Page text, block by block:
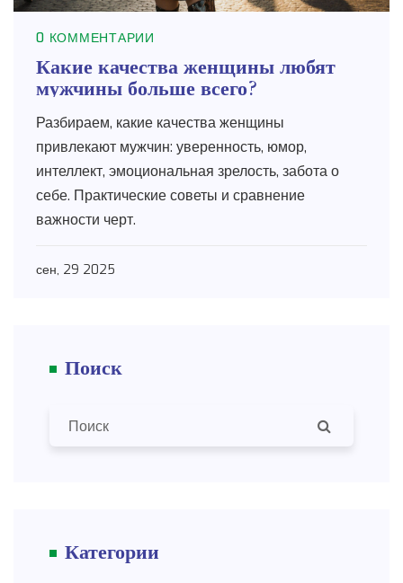
0 КОММЕНТАРИИ
Какие качества женщины любят
мужчины больше всего?
Разбираем, какие качества женщины
привлекают мужчин: уверенность, юмор,
интеллект, эмоциональная зрелость, забота о
себе. Практические советы и сравнение
важности черт.
сен, 29 2025
Поиск
Категории